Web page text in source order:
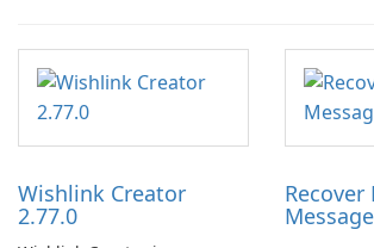
Wishlink Creator
2.77.0
Recover